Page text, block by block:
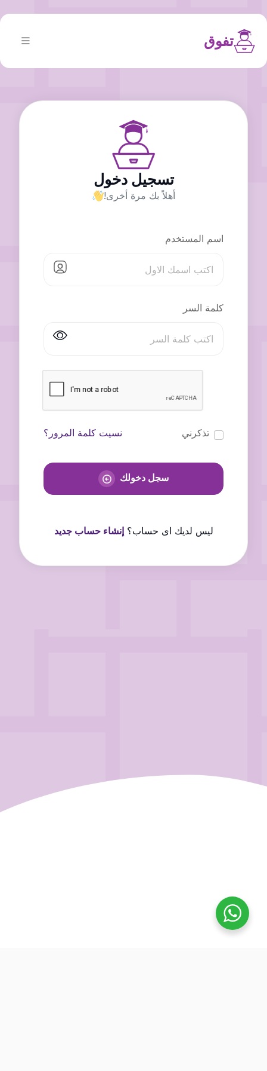
تفوق
تسجيل دخول
أهلاً بك مرة أخرى!
اسم المستخدم
كلمة السر
تذكرني نسيت كلمة المرور؟
سجل دخولك
ليس لديك اى حساب؟إنشاء حساب جديد